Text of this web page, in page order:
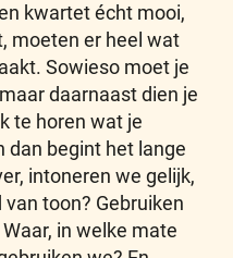
kwartet écht mooi,
moeten er heel wat
Sowieso moet je
daarnaast dien je
te horen wat je
dan begint het lange
intoneren we gelijk,
toon? Gebruiken
in welke mate